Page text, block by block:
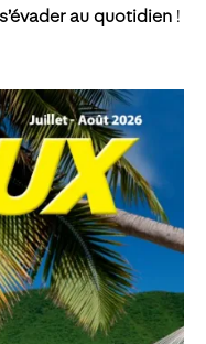
au quotidien !